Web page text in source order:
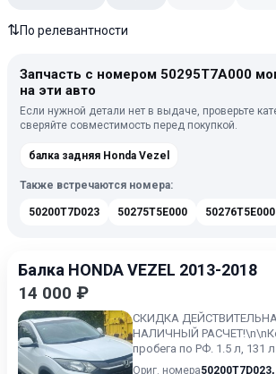
⇅По релевантности
Запчасть с номером 50295T7A000
на эти авто
Если нужной детали нет в выдаче, проверьте
сверяйте совместимость перед покупкой.
балка задняя Honda Vezel
Также встречаются номера:
50200T7D023 50275T5E000 50276T5E000
Балка HONDA VEZEL 2013-2018
14 000 ₽
СКИДКА
НАЛИЧНЫЙ
пробега по РФ. 1.5 л, 131
вариатор (CVT), полный
Ориг. номера50200T7D023,